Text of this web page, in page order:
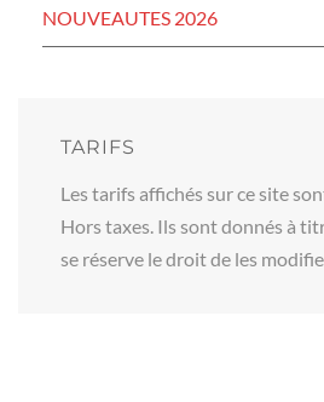
NOUVEAUTES 2026
TARIFS
Les tarifs affichés sur ce site
Hors taxes. Ils sont donnés à
se réserve le droit de les